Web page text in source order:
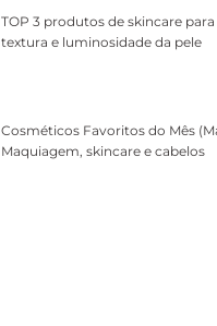
TOP 3 produtos de skincare
textura e luminosidade da pele
Cosméticos Favoritos do Mês
Maquiagem, skincare e cabelos